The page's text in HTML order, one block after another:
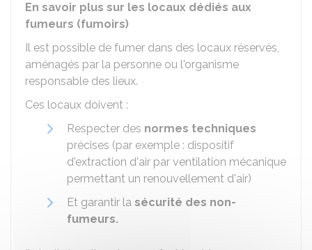
En savoir plus sur les locaux dédiés aux
fumeurs (fumoirs)
Il est possible de fumer dans des locaux réservés,
aménagés par la personne ou l'organisme
responsable des lieux.
Ces locaux doivent :
Respecter des normes techniques
précises (par exemple : dispositif
d'extraction d'air par ventilation mécanique
permettant un renouvellement d'air)
Et garantir la sécurité des non-
fumeurs.